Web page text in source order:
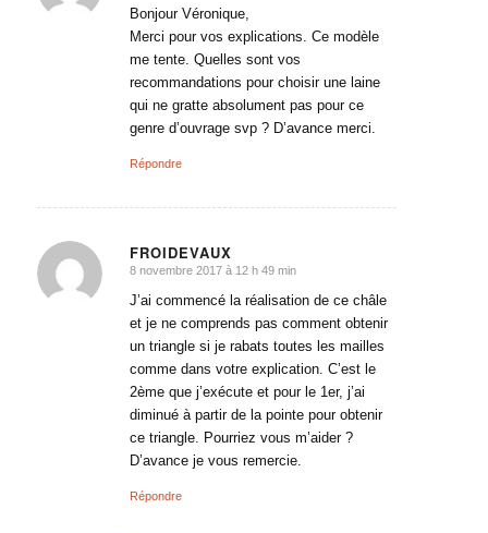
:
Bonjour Véronique,
Merci pour vos explications. Ce modèle
me tente. Quelles sont vos
recommandations pour choisir une laine
qui ne gratte absolument pas pour ce
genre d’ouvrage svp ? D’avance merci.
Répondre
FROIDEVAUX
dit
:
8 novembre 2017 à 12 h 49 min
J’ai commencé la réalisation de ce châle
et je ne comprends pas comment obtenir
un triangle si je rabats toutes les mailles
comme dans votre explication. C’est le
2ème que j’exécute et pour le 1er, j’ai
diminué à partir de la pointe pour obtenir
ce triangle. Pourriez vous m’aider ?
D’avance je vous remercie.
Répondre